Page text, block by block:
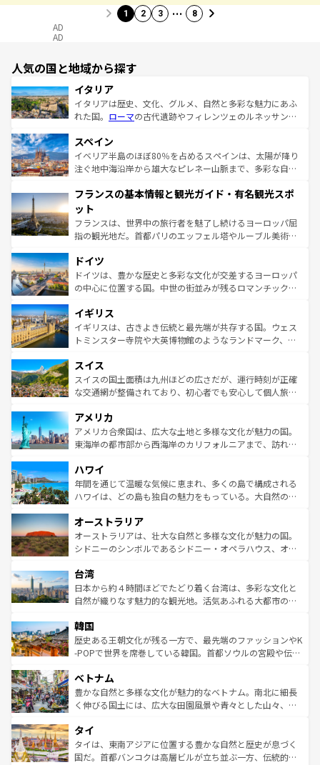
1 2 3 … 8
AD
AD
人気の国と地域から探す
イタリア
イタリアは歴史、文化、グルメ、自然と多彩な魅力にあふ
れた国。 ローマの古代遺跡やフィレンツェのルネッサンス
ろん、トスカーナの美しい田園風景やアマルフィ海岸の絶
景など、自然景観も見逃せない。観光の合間には、本場の
ピザやパスタなど、絶品のイタリア料理を堪能することも
ませてくれるイタリアで、忘れられない旅をしてみよう！
なお、新着のイタリア情報は
しい。
スペイン
イベリア半島のほぼ80％を占めるスペインは、太陽が降り
注ぐ地中海沿岸から雄大なピレネー山脈まで、多彩な自然
文化が根付くこの国では、情熱的なフラメンコ、熱気あふ
れる闘牛、そして美味しいタパスが生活の一部となってい
る。首都マドリードの洗練された雰囲気や、バルセロナの
アートに溢れた街角から、地方では古代ローマ遺跡や中世
せる。地方によって風土や気候が異なるスペインはその個
性で訪れる人を魅了する。 なお、新着のスペイン情報は コ
ンテンツ一覧を参照してほしい。
フランスの基本情報と観光ガイド・有名観光スポ
ット
フランスは、世界中の旅行者を魅了し続けるヨーロッパ屈
指の観光地だ。首都パリのエッフェル塔やルーブル美術館
で、幅広い魅力が詰まっている。華麗な宮殿、歴史的な大
聖堂、美しいビーチ、そして豊かな自然が、訪れる者を心
から魅了する。また、フランスは美食の国としても知ら
いる。シャンパンの発祥地であるランス、プロヴァンスの
香り高いラベンダー畑など、多彩な楽しみ方が可能だ。さ
らに、パリ以外の地域にも魅力が溢れており、どの街角に
れる地方に足を運ぶとそれぞれで全く異なる文化を体験で
きるだろう。 なお、新着のフランス情報はコンテンツ一覧
を参照してほしい。
ドイツ
ドイツは、豊かな歴史と多彩な文化が交差するヨーロッパ
の中心に位置する国。中世の街並みが残るロマンチック街
顔を持つこの国は、どこを歩いても飽きることがない。ベ
ルリンの文化的活気、バイエルン州のアルプスの絶景、そ
してライン川沿いのワイン畑といった風景は必見。ビール
は、お酒好きな人にはぜひ体験してほしい。 なお、新着の
ドイツ情報はコンテンツ一覧を参照してほしい。
イギリス
イギリスは、古きよき伝統と最先端が共存する国。ウェス
トミンスター寺院や大英博物館のようなランドマーク、歴
リアごとに異なる魅力がある。また、優雅なアフタヌーン
ティー、ビール好きにはたまらない英国パブ、サッカー観
戦など、本場だからこそできる体験も豊富。イギリスを旅
ンツ一覧を参照してほしい。
スイス
スイスの国土面積は九州ほどの広さだが、運行時刻が正確
な交通網が整備されており、初心者でも安心して個人旅行
の建物がそのまま残る町や、スイスならではのユニークな
博物館もあり、アルプス観光だけでなく町歩きも満喫する
ことができる。国民の所得が高いため物価も高いが、旅行
ば市内交通費無料で観光を楽しむこともできる。 なお、新
着のスイス情報はコンテンツ一覧 を参照してほしい。
アメリカ
アメリカ合衆国は、広大な土地と多様な文化が魅力の国。
東海岸の都市部から西海岸のカリフォルニアまで、訪れる
のような巨大都市は、観光、ショッピング、エンターテイ
ンメントが詰まった刺激的なスポットだ。一方、アメリカ
西部には大自然が広がり、グランドキャニオンやイエロー
部のニューオーリンズでは、音楽と美食が融合した独特の
文化が魅力。旅行者はアメリカの各地域で異なる魅力を楽
しみながら、その多様性と豊かな歴史を感じることができ
ならではの贅沢な旅のスタイルだ。 なお、新着のアメリカ
情報はコンテンツ一覧を参照してほしい。
ハワイ
年間を通じて温暖な気候に恵まれ、多くの島で構成される
ハワイは、どの島も独自の魅力をもっている。大自然の神
ワイ島は見逃せない。また、定番の観光地といえばオアフ
島だが、静かな自然を求めるならマウイ島やカウアイ島が
おすすめ。エメラルドグリーンに輝く海をはじめ、豊かな
れるおもてなしの心で訪れる人々を迎えてくれるハワイの
人々、おいしいローカルフードやハワイアンミュージッ
ク、伝統的なフラダンスなど、すべてがハワイの魅力を彩
ワイを、存分に味わってほしい。 なお、新着のハワイ情報
はコンテンツ一覧を参照してほしい。
オーストラリア
オーストラリアは、壮大な自然と多様な文化が魅力の国。
シドニーのシンボルであるシドニー・オペラハウス、オー
リアリーフや大陸中央部にそびえるウルル（エアーズロッ
ク）、タスマニアの美しい原生林やケアンズの熱帯雨林な
ど、見どころがたくさん。また、カフェやワイン、オージ
いる。アクティビティも充実しており、サーフィンやダイ
ビング、ハイキングなど、アウトドア好きにはたまらな
い。オーストラリアの多彩な魅力を存分に味わいつくそ
参照してほしい。
台湾
日本から約４時間ほどでたどり着く台湾は、多彩な文化と
自然が織りなす魅力的な観光地。活気あふれる大都市の台
ン）、静ひつな山岳地帯である台湾東部など、都市の喧騒
と山間の静けさが共存しており、訪れる人に新しい発見と
驚きをもたらしてくれる。また、奥深い台湾の食文化も魅
容にもいいと評判のスイーツなど、バラエティ豊かな料理
が味わえる。 なお、新着の台湾情報は コンテンツ一覧を参
照してほしい。
韓国
歴史ある王朝文化が残る一方で、最先端のファッションやK
-POPで世界を席巻している韓国。首都ソウルの宮殿や伝統
き、地方に足を延ばせば四季折々の自然美を楽しむことが
できる。そして、キムチや焼肉、絶品のストリートフード
まで、さまざまな韓国料理が待っている。夜には、韓国な
リティに包まれながら、韓国の多彩な魅力を心ゆくまで味
わってみてほしい。 なお、新着の韓国情報はコンテンツ一
覧を参照してほしい。
ベトナム
豊かな自然と多様な文化が魅力的なベトナム。南北に細長
く伸びる国土には、広大な田園風景や青々とした山々、世
急速な発展と共に伝統が息づく。ハノイの古い町並みやホ
ーチミン市のフランス統治時代の建物も、独特の雰囲気を
醸し出している。また、バラエティの豊かさとおいしさで
タイ
タイは、東南アジアに位置する豊かな自然と歴史が息づく
国だ。首都バンコクは高層ビルが立ち並ぶ一方、伝統的な